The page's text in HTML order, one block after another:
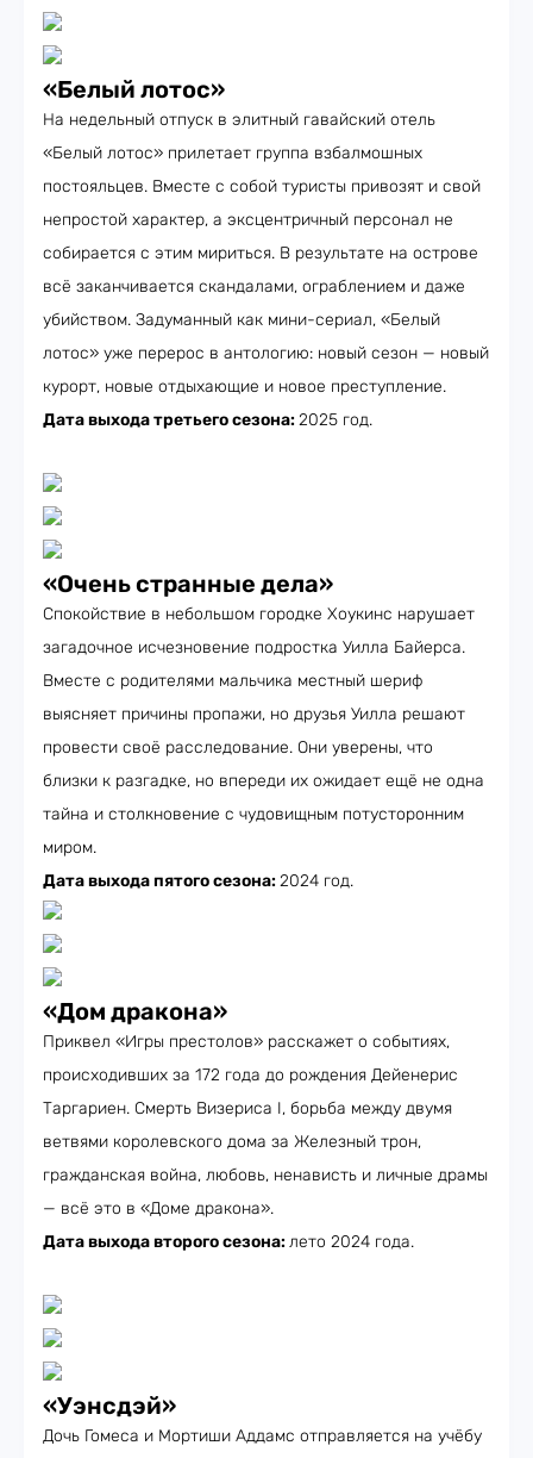
«Белый лотос»
На недельный отпуск в элитный гавайский отель
«Белый лотос» прилетает группа взбалмошных
постояльцев. Вместе с собой туристы привозят и свой
непростой характер, а эксцентричный персонал не
собирается с этим мириться. В результате на острове
всё заканчивается скандалами, ограблением и даже
убийством. Задуманный как мини-сериал, «Белый
лотос» уже перерос в антологию: новый сезон — новый
курорт, новые отдыхающие и новое преступление.
Дата выхода третьего сезона:2025 год.
«Очень странные дела»
Спокойствие в небольшом городке Хоукинс нарушает
загадочное исчезновение подростка Уилла Байерса.
Вместе с родителями мальчика местный шериф
выясняет причины пропажи, но друзья Уилла решают
провести своё расследование. Они уверены, что
близки к разгадке, но впереди их ожидает ещё не одна
тайна и столкновение с чудовищным потусторонним
миром.
Дата выхода пятого сезона:2024 год.
«Дом дракона»
Приквел «Игры престолов» расскажет о событиях,
происходивших за 172 года до рождения Дейенерис
Таргариен. Смерть Визериса I, борьба между двумя
ветвями королевского дома за Железный трон,
гражданская война, любовь, ненависть и личные драмы
— всё это в «Доме дракона».
Дата выхода второго сезона:лето 2024 года.
«Уэнсдэй»
Дочь Гомеса и Мортиши Аддамс отправляется на учёбу